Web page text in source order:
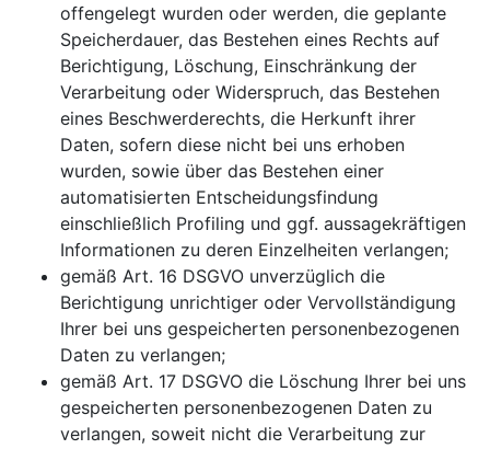
offengelegt wurden oder werden, die geplante
Speicherdauer, das Bestehen eines Rechts auf
Berichtigung, Löschung, Einschränkung der
Verarbeitung oder Widerspruch, das Bestehen
eines Beschwerderechts, die Herkunft ihrer
Daten, sofern diese nicht bei uns erhoben
wurden, sowie über das Bestehen einer
automatisierten Entscheidungsfindung
einschließlich Profiling und ggf. aussagekräftigen
Informationen zu deren Einzelheiten verlangen;
gemäß Art. 16 DSGVO unverzüglich die
Berichtigung unrichtiger oder Vervollständigung
Ihrer bei uns gespeicherten personenbezogenen
Daten zu verlangen;
gemäß Art. 17 DSGVO die Löschung Ihrer bei uns
gespeicherten personenbezogenen Daten zu
verlangen, soweit nicht die Verarbeitung zur